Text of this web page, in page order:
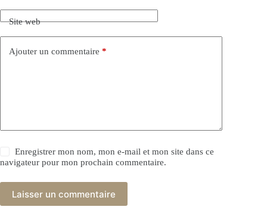
Site web
Ajouter un commentaire *
Enregistrer mon nom, mon e-mail et mon site dans ce
navigateur pour mon prochain commentaire.
Laisser un commentaire